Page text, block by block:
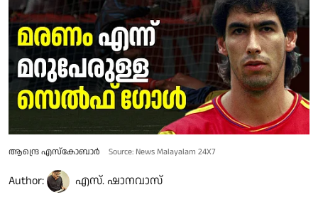
ആന്ദ്രെ എസ്കോബാര്‍ Source: News Malayalam 24X7
Author: എസ്. ഷാനവാസ്